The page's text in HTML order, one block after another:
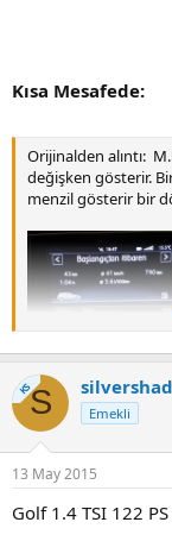
Kısa Mesafede:
Orijinalden alıntı:
değişken gösterir.
menzil gösterir bir
KSS Emekli
13 May 2015
Golf 1.4 TSI 122